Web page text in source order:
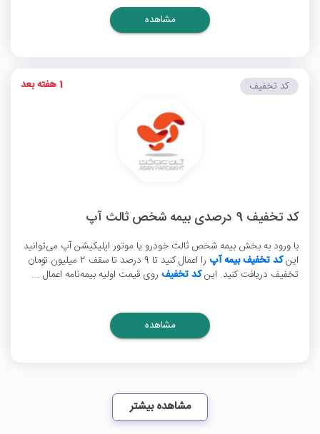
مشاهده
کد تخفیف 9 درصدی بیمه شخص ثالث آپ
با ورود به بخش بیمه شخص ثالث خودرو یا موتور اپلیکیشن آپ می‌توانید
اینکد تخفیف بیمه آپ
را اعمال کنید تا 9 درصد تا سقف 2 میلیون تومان
تخفیف دریافت کنید. اینکد تخفیف روی قیمت اولیه بیمه‌نامه اعمال ...
کد تخفیف 1 هفته بعد
مشاهده
مشاهده بیشتر